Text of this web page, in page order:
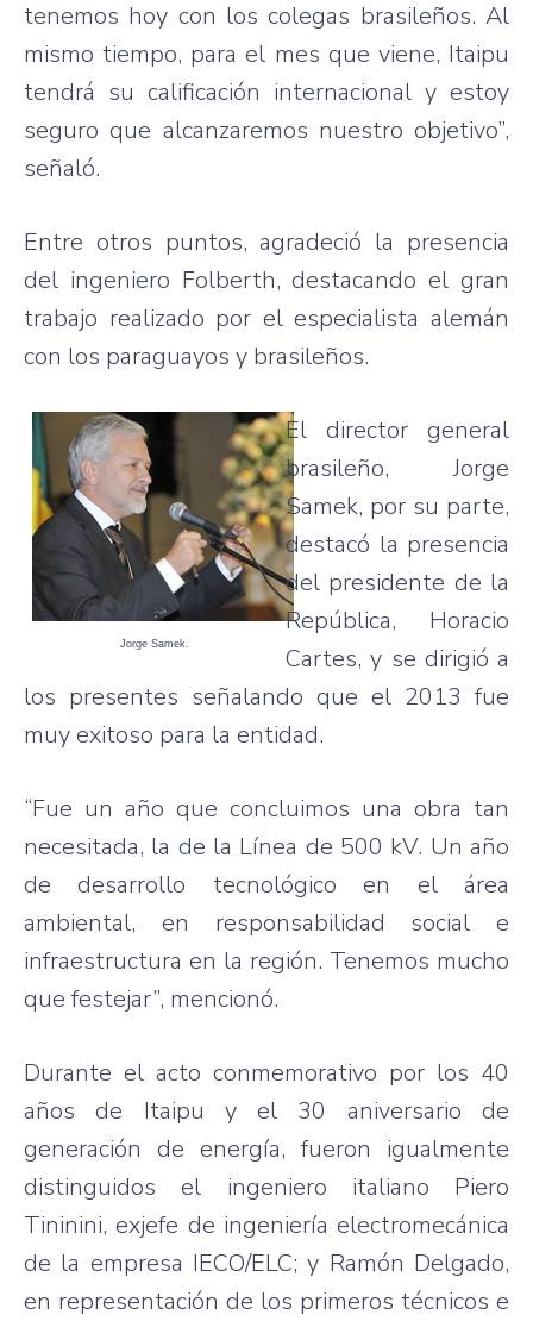
tenemos hoy con los colegas brasileños. Al
mismo tiempo, para el mes que viene, Itaipu
tendrá su calificación internacional y estoy
seguro que alcanzaremos nuestro objetivo”,
señaló.
Entre otros puntos, agradeció la presencia
del ingeniero Folberth, destacando el gran
trabajo realizado por el especialista alemán
con los paraguayos y brasileños.
Jorge Samek.
El director general
brasileño, Jorge
Samek, por su parte,
destacó la presencia
del presidente de la
República, Horacio
Cartes, y se dirigió a
los presentes señalando que el 2013 fue
muy exitoso para la entidad.
“Fue un año que concluimos una obra tan
necesitada, la de la Línea de 500 kV. Un año
de desarrollo tecnológico en el área
ambiental, en responsabilidad social e
infraestructura en la región. Tenemos mucho
que festejar”, mencionó.
Durante el acto conmemorativo por los 40
años de Itaipu y el 30 aniversario de
generación de energía, fueron igualmente
distinguidos el ingeniero italiano Piero
Tininini, exjefe de ingeniería electromecánica
de la empresa IECO/ELC; y Ramón Delgado,
en representación de los primeros técnicos e